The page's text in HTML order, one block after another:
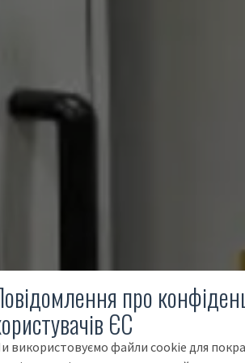
про
ЄС
використовуємо файли cookie для